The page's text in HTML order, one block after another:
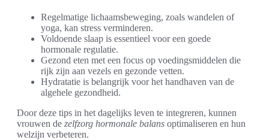
Regelmatige lichaamsbeweging, zoals wandelen of
yoga, kan stress verminderen.
Voldoende slaap is essentieel voor een goede
hormonale regulatie.
Gezond eten met een focus op voedingsmiddelen die
rijk zijn aan vezels en gezonde vetten.
Hydratatie is belangrijk voor het handhaven van de
algehele gezondheid.
Door deze tips in het dagelijks leven te integreren, kunnen
vrouwen de zelfzorg hormonale balans optimaliseren en hun
welzijn verbeteren.